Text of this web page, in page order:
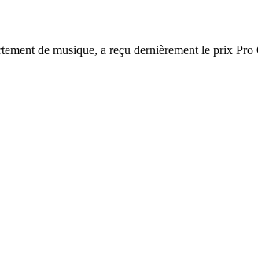
de musique, a reçu dernièrement le prix